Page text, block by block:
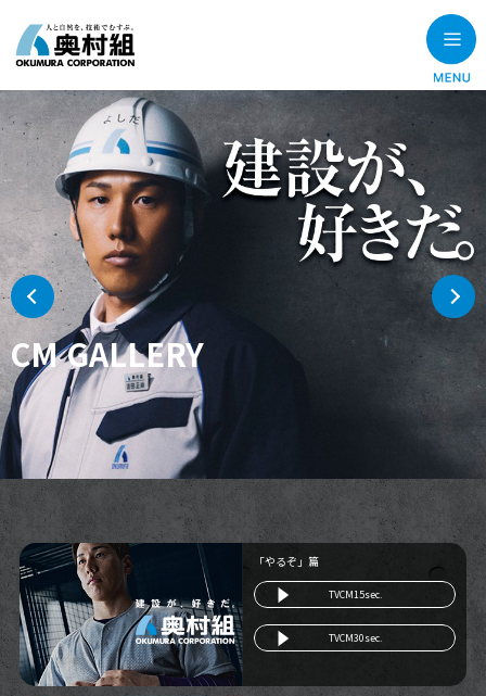
CM GALLERY
「やるぞ」篇
TVCM15sec.
TVCM30sec.